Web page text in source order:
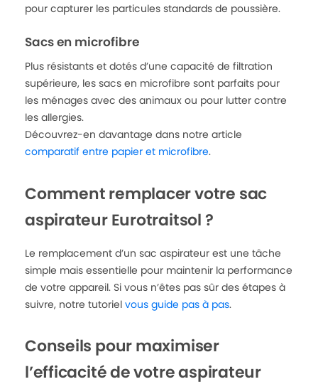
pour capturer les particules standards de poussière.
Sacs en microfibre
Plus résistants et dotés d’une capacité de filtration
supérieure, les sacs en microfibre sont parfaits pour
les ménages avec des animaux ou pour lutter contre
les allergies.
Découvrez-en davantage dans notre article
comparatif entre papier et microfibre.
Comment remplacer votre sac
aspirateur Eurotraitsol ?
Le remplacement d’un sac aspirateur est une tâche
simple mais essentielle pour maintenir la performance
de votre appareil. Si vous n’êtes pas sûr des étapes à
suivre, notre tutoriel vous guide pas à pas.
Conseils pour maximiser
l’efficacité de votre aspirateur